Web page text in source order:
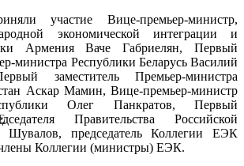
участие Вице-премьер-министр,
экономической интеграции и
Армения Ваче Габриелян, Первый
министра Республики Беларусь Василий
заместитель Премьер-министра
Аскар Мамин, Вице-премьер-министр
Олег Панкратов, Первый
Правительства Российской
Шувалов, председатель Коллегии ЕЭК
Коллегии (министры) ЕЭК.